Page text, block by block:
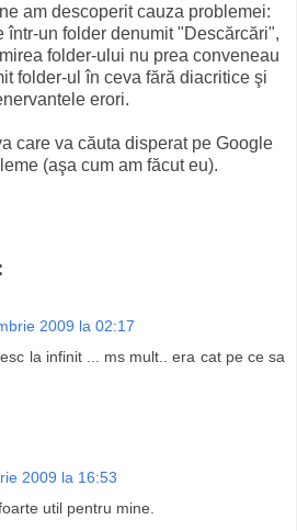
am descoperit cauza problemei:
într-un folder denumit "Descărcări",
folder-ului nu prea conveneau
folder-ul în ceva fără diacritice şi
erori.
care va căuta disperat pe Google
(aşa cum am făcut eu).
2009 la 02:17
la infinit ... ms mult.. era cat pe ce sa
2009 la 16:53
util pentru mine.